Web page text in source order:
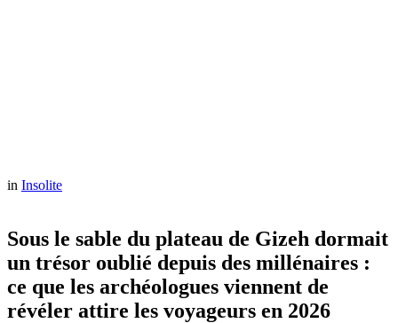
in Insolite
Sous le sable du plateau de Gizeh dormait
un trésor oublié depuis des millénaires :
ce que les archéologues viennent de
révéler attire les voyageurs en 2026